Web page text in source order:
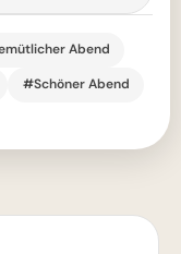
Abend
#Schöner Abend